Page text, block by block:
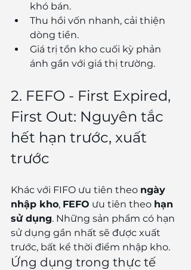
khó bán.
Thu hồi vốn nhanh, cải thiện
dòng tiền.
Giá trị tồn kho cuối kỳ phản
ánh gần với giá thị trường.
2. FEFO - First Expired,
First Out: Nguyên tắc
hết hạn trước, xuất
trước
Khác với FIFO ưu tiên theo ngày
nhập kho, FEFO ưu tiên theo hạn
sử dụng. Những sản phẩm có hạn
sử dụng gần nhất sẽ được xuất
trước, bất kể thời điểm nhập kho.
Ứng dụng trong thực tế